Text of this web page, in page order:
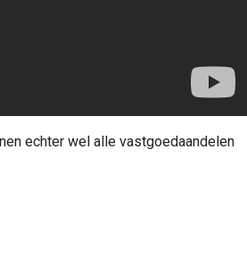
echter wel alle vastgoedaandelen